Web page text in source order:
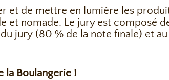
et de mettre en lumière les
et nomade. Le jury est composé
jury (80 % de la note finale) et
la Boulangerie !